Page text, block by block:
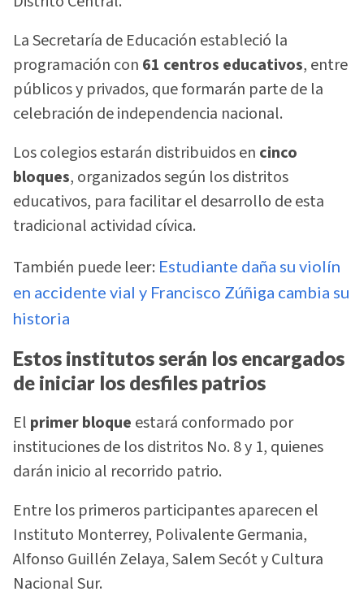
La Secretaría de Educación estableció la
programación con 61 centros educativos, entre
públicos y privados, que formarán parte de la
celebración de independencia nacional.
Los colegios estarán distribuidos en cinco
bloques, organizados según los distritos
educativos, para facilitar el desarrollo de esta
tradicional actividad cívica.
También puede leer: Estudiante daña su violín
en accidente vial y Francisco Zúñiga cambia su
historia
Estos institutos serán los encargados
de iniciar los desfiles patrios
El primer bloque estará conformado por
instituciones de los distritos No. 8 y 1, quienes
darán inicio al recorrido patrio.
Entre los primeros participantes aparecen el
Instituto Monterrey, Polivalente Germania,
Alfonso Guillén Zelaya, Salem Secót y Cultura
Nacional Sur.